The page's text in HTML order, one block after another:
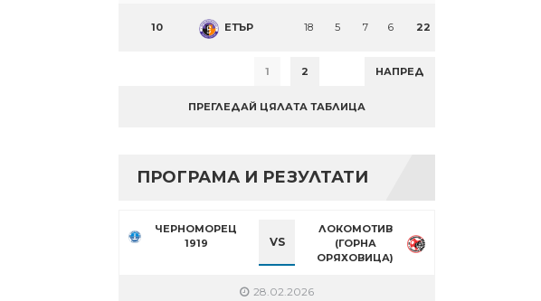
10 ЕТЪР 18 5 7 6 22
1 2 НАПРЕД
ПРЕГЛЕДАЙ ЦЯЛАТА ТАБЛИЦА
ПРОГРАМА И РЕЗУЛТАТИ
ЧЕРНОМОРЕЦ
1919
VS
ЛОКОМОТИВ
(ГОРНА
ОРЯХОВИЦА)
28.02.2026